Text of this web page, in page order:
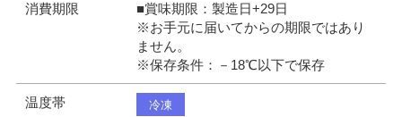
消費期限
■賞味期限：製造日+29日
※お手元に届いてからの期限ではあり
ません。
※保存条件：－18℃以下で保存
温度帯 冷凍